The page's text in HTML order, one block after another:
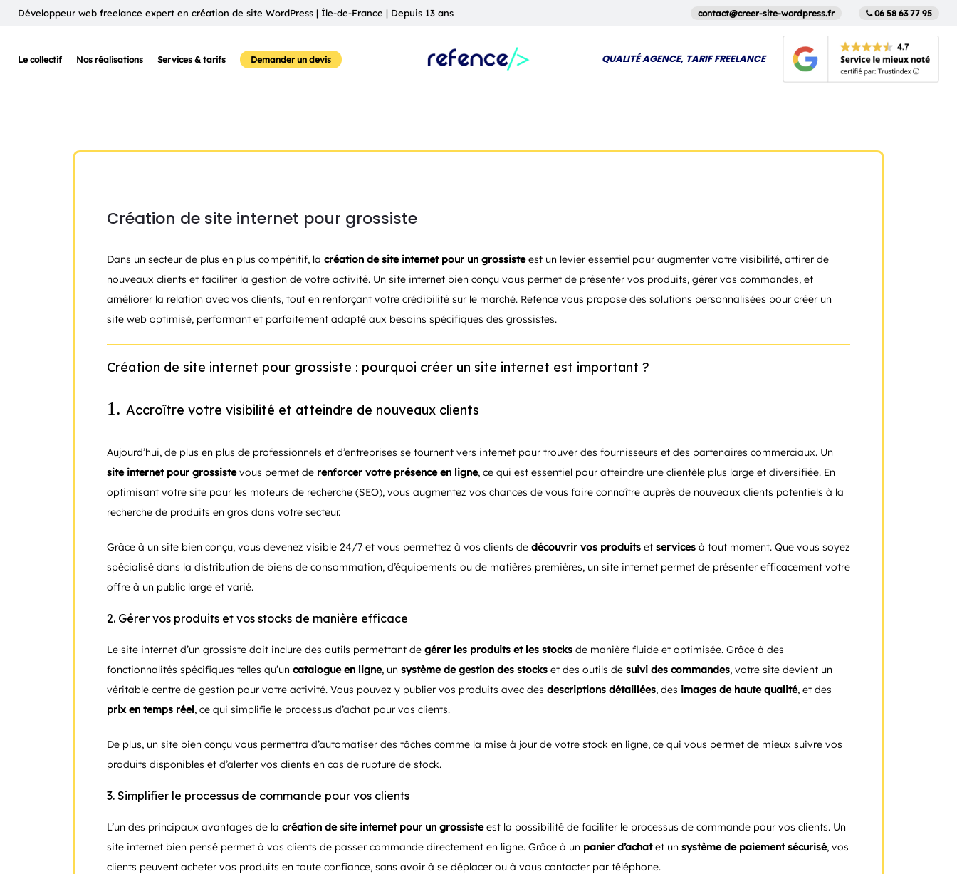
Développeur web freelance expert en création de site WordPress | Île-de-France | Depuis 13 ans contact@creer-site-wordpress.fr 06 58 63 77 95
Le collectif Nos réalisations Services & tarifs Demander un devis QUALITÉ AGENCE, TARIF FREELANCE
Création de site internet pour grossiste
Dans un secteur de plus en plus compétitif, la création de site internet pour un grossisteest un levier essentiel pour augmenter votre visibilité, attirer de
nouveaux clients et faciliter la gestion de votre activité. Un site internet bien conçu vous permet de présenter vos produits, gérer vos commandes, et
améliorer la relation avec vos clients, tout en renforçant votre crédibilité sur le marché. Refence vous propose des solutions personnalisées pour créer un
site web optimisé, performant et parfaitement adapté aux besoins spécifiques des grossistes.
Création de site internet pour grossiste : pourquoi créer un site internet est important ?
1. Accroître votre visibilité et atteindre de nouveaux clients
Aujourd’hui, de plus en plus de professionnels et d’entreprises se tournent vers internet pour trouver des fournisseurs et des partenaires commerciaux. Un
site internet pour grossistevous permet de renforcer votre présence en ligne, ce qui est essentiel pour atteindre une clientèle plus large et diversifiée. En
optimisant votre site pour les moteurs de recherche (SEO), vous augmentez vos chances de vous faire connaître auprès de nouveaux clients potentiels à la
recherche de produits en gros dans votre secteur.
Grâce à un site bien conçu, vous devenez visible 24/7 et vous permettez à vos clients de découvrir vos produits et services à tout moment. Que vous soyez
spécialisé dans la distribution de biens de consommation, d’équipements ou de matières premières, un site internet permet de présenter efficacement votre
offre à un public large et varié.
2. Gérer vos produits et vos stocks de manière efficace
Le site internet d’un grossiste doit inclure des outils permettant de gérer les produits et les stocks de manière fluide et optimisée. Grâce à des
fonctionnalités spécifiques telles qu’un catalogue en ligne, un système de gestion des stocks et des outils de suivi des commandes, votre site devient un
véritable centre de gestion pour votre activité. Vous pouvez y publier vos produits avec des descriptions détaillées, des images de haute qualité, et des
prix en temps réel, ce qui simplifie le processus d’achat pour vos clients.
De plus, un site bien conçu vous permettra d’automatiser des tâches comme la mise à jour de votre stock en ligne, ce qui vous permet de mieux suivre vos
produits disponibles et d’alerter vos clients en cas de rupture de stock.
3. Simplifier le processus de commande pour vos clients
L’un des principaux avantages de la création de site internet pour un grossisteest la possibilité de faciliter le processus de commande pour vos clients. Un
site internet bien pensé permet à vos clients de passer commande directement en ligne. Grâce à un panier d’achatet un système de paiement sécurisé, vos
clients peuvent acheter vos produits en toute confiance, sans avoir à se déplacer ou à vous contacter par téléphone.